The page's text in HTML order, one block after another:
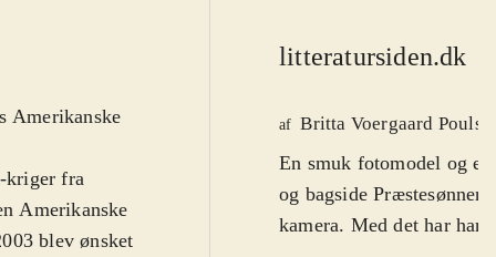
Amerikanske
kriger fra
Amerikanske
blev ønsket
litteratursiden.dk
af Britta Voergaard
En smuk fotomodel og
og bagside
kamera. Med det har